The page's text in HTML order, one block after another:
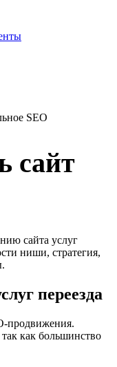
SEO
сайт
сайта услуг
ниши, стратегия,
переезда
продвижения.
как большинство